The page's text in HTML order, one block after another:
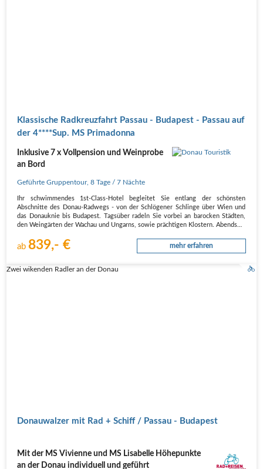
Klassische Radkreuzfahrt Passau - Budapest - Passau auf
der 4****Sup. MS Primadonna
Inklusive 7 x Vollpension und Weinprobe
an Bord
Geführte Gruppentour,8 Tage / 7 Nächte
Ihr schwimmendes 1st-Class-Hotel begleitet Sie entlang der schönsten
Abschnitte des Donau-Radwegs - von der Schlögener Schlinge über Wien und
das Donauknie bis Budapest. Tagsüber radeln Sie vorbei an barocken Städten,
den Weingärten der Wachau und Ungarns, sowie prächtigen Klostern. Abends…
ab 839,- € mehr erfahren
Zwei wikenden Radler an der Donau
Donauwalzer mit Rad + Schiff / Passau - Budapest
Mit der MS Vivienne und MS Lisabelle Höhepunkte
an der Donau individuell und geführt